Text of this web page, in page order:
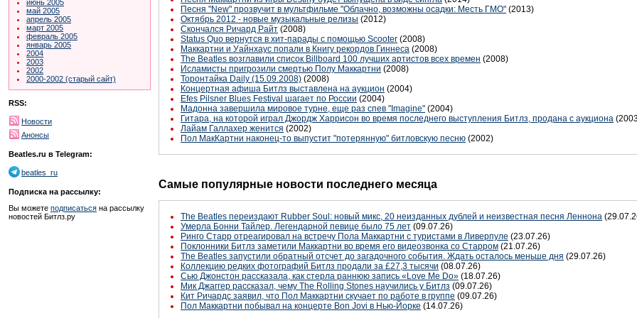
июнь 2005
май 2005
апрель 2005
март 2005
февраль 2005
январь 2005
2004
2003
2002
2000-2002 (старый сайт)
RSS:
Новости
Анонсы
Beatles.ru в Telegram:
beatles_ru
Подписка на рассылку:
Вы можете подписаться на рассылку
новостей Битлз.ру
Песня "New" прозвучит в мультфильме "Облачно, возможны осадки: Месть ГМО" (2013)
Октябрь 2012 - новые музыкальные релизы (2012)
Скончался Ричард Райт (2008)
Status Quo вернутся в хит-парады с помощью Scooter (2008)
Маккартни и Уайнхаус попали в Книгу рекордов Гиннеса (2008)
The Beatles возглавили список Billboard 100 лучших артистов всех времен (2008)
Исламисты пригрозили смертью Полу Маккартни (2008)
Торонтайка Daily (15.09.2008) (2008)
Концертная афиша Битлз выставлена на аукцион (2004)
Efes Pilsner Blues Festival шагает по России (2004)
Мадонна завершила мировое турне, еще раз спев "Imagine" (2004)
Гитара, на которой играл Джордж Харрисон во время последнего выступления Битлз, продана с аукциона
Лайам Галлахер женится (2002)
Пол МакКартни наконец-то выпустит "потерянную" битловскую песню (2002)
Самые популярные новости последнего месяца
The Beatles переиздают Rubber Soul: новый микс, 20 неизданных дублей и неизвестная песня Леннона
Умерла Бонни Тайлер. Легендарной певице было 75 лет (09.07.26)
Ринго Старр отреагировал на встречу Пола Маккартни с туристами в Ливерпуле (23.07.26)
Поклонники Битлз заметили Маккартни во время его видеозвонка со Старром (21.07.26)
The Beatles запустили обратный отсчет до загадочного события. Ждать осталось меньше дня (29.07.26)
Коллекцию редких фотографий Битлз продали за £27,3 тысячи (08.07.26)
Сью Джонстон рассказала, как стерла раннюю запись «Love Me Do» (18.07.26)
Мик Джаггер рассказал, чему The Rolling Stones научились у Битлз (09.07.26)
Кит Ричардс заявил, что Пол Маккартни скучает по работе в группе (09.07.26)
Пол Маккартни побывал на концерте Bon Jovi в Нью-Йорке (14.07.26)